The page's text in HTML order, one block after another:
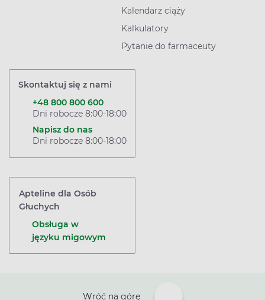
Kalendarz ciąży
Kalkulatory
Pytanie do farmaceuty
Skontaktuj się z nami
+48 800 800 600
Dni robocze 8:00-18:00
Napisz do nas
Dni robocze 8:00-18:00
Apteline dla Osób
Głuchych
Obsługa w
języku migowym
Wróć na górę